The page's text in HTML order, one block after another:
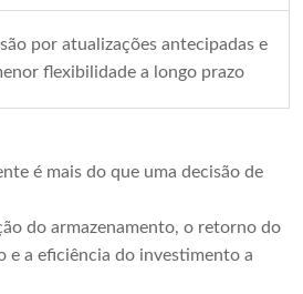
por atualizações antecipadas e
flexibilidade a longo prazo
é mais do que uma decisão de
do armazenamento, o retorno do
e a eficiência do investimento a